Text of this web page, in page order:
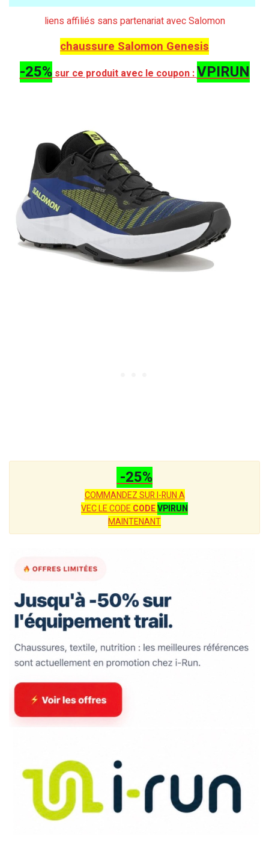
liens affiliés sans partenariat avec Salomon
chaussure Salomon Genesis
-25%sur ce produit avec le coupon :VPIRUN
-25%
COMMANDEZ SUR I-RUN A
VEC LE CODECODEVPIRUN
MAINTENANT